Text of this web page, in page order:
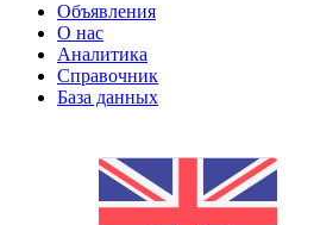
Объявления
О нас
Аналитика
Справочник
База данных